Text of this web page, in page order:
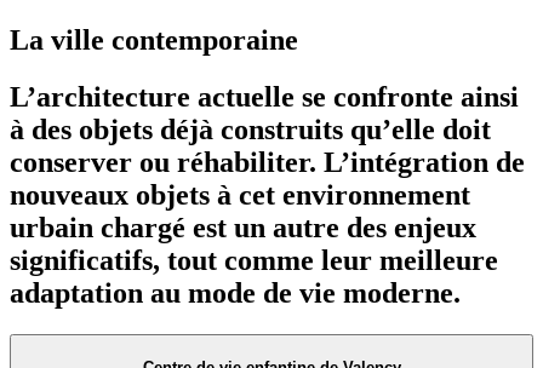
La ville contemporaine
L’architecture actuelle se confronte ainsi
à des objets déjà construits qu’elle doit
conserver ou réhabiliter. L’intégration de
nouveaux objets à cet environnement
urbain chargé est un autre des enjeux
significatifs, tout comme leur meilleure
adaptation au mode de vie moderne.